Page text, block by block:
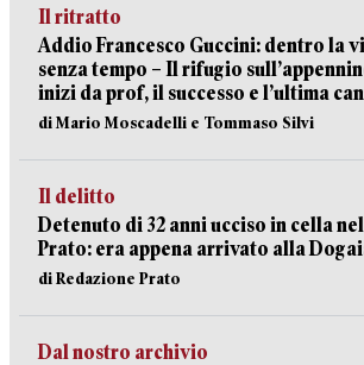
Il ritratto
Addio Francesco Guccini: dentro la
senza tempo – Il rifugio
inizi da prof, il successo e l’ultima
di Mario Moscadelli e Tommaso Silvi
Il delitto
Detenuto di 32 anni ucciso in cella
Prato: era appena arrivato alla
di Redazione Prato
Dal nostro archivio